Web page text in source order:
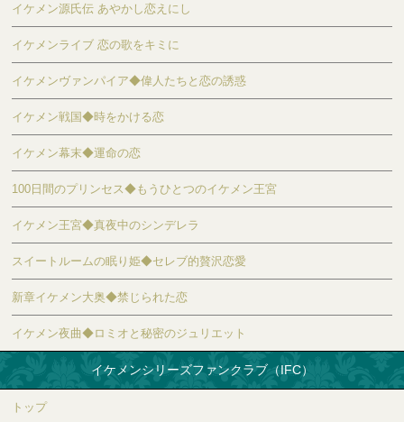
イケメン源氏伝 あやかし恋えにし
イケメンライブ 恋の歌をキミに
イケメンヴァンパイア◆偉人たちと恋の誘惑
イケメン戦国◆時をかける恋
イケメン幕末◆運命の恋
100日間のプリンセス◆もうひとつのイケメン王宮
イケメン王宮◆真夜中のシンデレラ
スイートルームの眠り姫◆セレブ的贅沢恋愛
新章イケメン大奥◆禁じられた恋
イケメン夜曲◆ロミオと秘密のジュリエット
イケメンシリーズファンクラブ（IFC）
トップ